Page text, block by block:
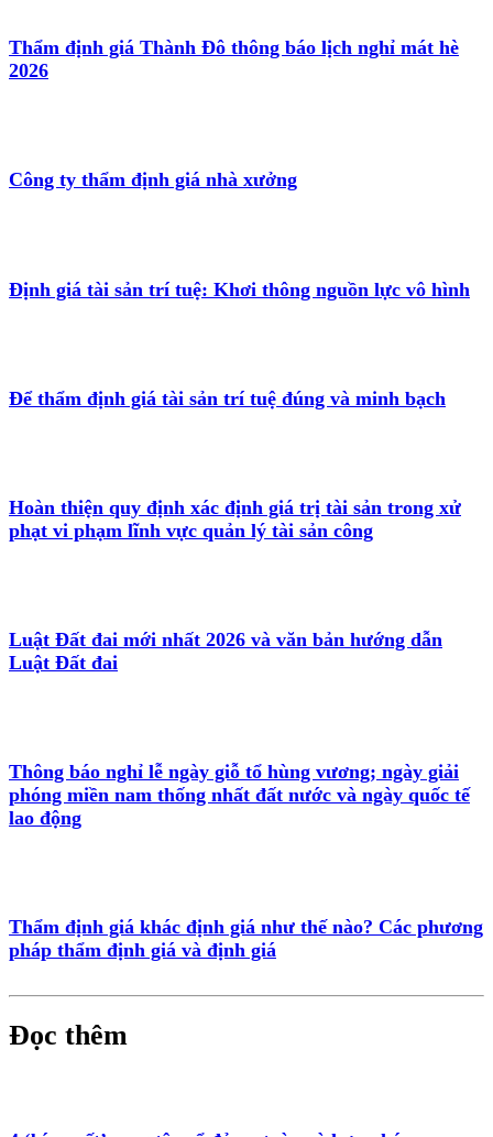
Thẩm định giá Thành Đô thông báo lịch nghỉ mát hè
2026
Công ty thẩm định giá nhà xưởng
Định giá tài sản trí tuệ: Khơi thông nguồn lực vô hình
Để thẩm định giá tài sản trí tuệ đúng và minh bạch
Hoàn thiện quy định xác định giá trị tài sản trong xử
phạt vi phạm lĩnh vực quản lý tài sản công
Luật Đất đai mới nhất 2026 và văn bản hướng dẫn
Luật Đất đai
Thông báo nghỉ lễ ngày giỗ tổ hùng vương; ngày giải
phóng miền nam thống nhất đất nước và ngày quốc tế
lao động
Thẩm định giá khác định giá như thế nào? Các phương
pháp thẩm định giá và định giá
Đọc thêm